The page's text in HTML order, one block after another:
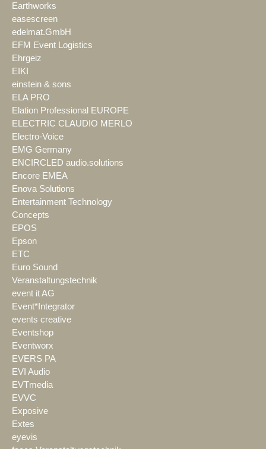
Earthworks
easescreen
edelmat.GmbH
EFM Event Logistics
Ehrgeiz
EIKI
einstein & sons
ELA PRO
Elation Professional EUROPE
ELECTRIC CLAUDIO MERLO
Electro-Voice
EMG Germany
ENCIRCLED audio.solutions
Encore EMEA
Enova Solutions
Entertainment Technology
Concepts
EPOS
Epson
ETC
Euro Sound
Veranstaltungstechnik
event it AG
Event*Integrator
events creative
Eventshop
Eventworx
EVERS PA
EVI Audio
EVTmedia
EVVC
Exposive
Extes
eyevis